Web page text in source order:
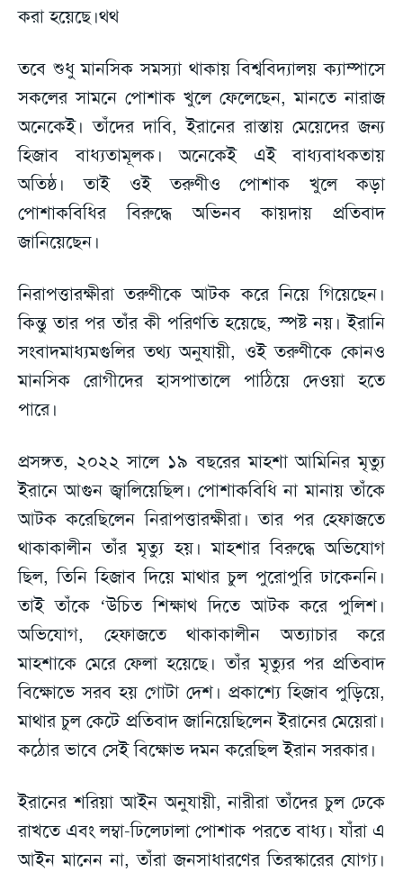
করা হয়েছে।থথ
তবে শুধু মানসিক সমস্যা থাকায় বিশ্ববিদ্যালয় ক্যাম্পাসে
সকলের সামনে পোশাক খুলে ফেলেছেন, মানতে নারাজ
অনেকেই। তাঁদের দাবি, ইরানের রাস্তায় মেয়েদের জন্য
হিজাব বাধ্যতামূলক। অনেকেই এই বাধ্যবাধকতায়
অতিষ্ঠ। তাই ওই তরুণীও পোশাক খুলে কড়া
পোশাকবিধির বিরুদ্ধে অভিনব কায়দায় প্রতিবাদ
জানিয়েছেন।
নিরাপত্তারক্ষীরা তরুণীকে আটক করে নিয়ে গিয়েছেন।
কিন্তু তার পর তাঁর কী পরিণতি হয়েছে, স্পষ্ট নয়। ইরানি
সংবাদমাধ্যমগুলির তথ্য অনুযায়ী, ওই তরুণীকে কোনও
মানসিক রোগীদের হাসপাতালে পাঠিয়ে দেওয়া হতে
পারে।
প্রসঙ্গত, ২০২২ সালে ১৯ বছরের মাহশা আমিনির মৃত্যু
ইরানে আগুন জ্বালিয়েছিল। পোশাকবিধি না মানায় তাঁকে
আটক করেছিলেন নিরাপত্তারক্ষীরা। তার পর হেফাজতে
থাকাকালীন তাঁর মৃত্যু হয়। মাহশার বিরুদ্ধে অভিযোগ
ছিল, তিনি হিজাব দিয়ে মাথার চুল পুরোপুরি ঢাকেননি।
তাই তাঁকে ‘উচিত শিক্ষাথ দিতে আটক করে পুলিশ।
অভিযোগ, হেফাজতে থাকাকালীন অত্যাচার করে
মাহশাকে মেরে ফেলা হয়েছে। তাঁর মৃত্যুর পর প্রতিবাদ
বিক্ষোভে সরব হয় গোটা দেশ। প্রকাশ্যে হিজাব পুড়িয়ে,
মাথার চুল কেটে প্রতিবাদ জানিয়েছিলেন ইরানের মেয়েরা।
কঠোর ভাবে সেই বিক্ষোভ দমন করেছিল ইরান সরকার।
ইরানের শরিয়া আইন অনুযায়ী, নারীরা তাঁদের চুল ঢেকে
রাখতে এবং লম্বা-ঢিলেঢালা পোশাক পরতে বাধ্য। যাঁরা এ
আইন মানেন না, তাঁরা জনসাধারণের তিরস্কারের যোগ্য।